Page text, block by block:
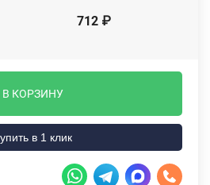
712 ₽
В КОРЗИНУ
в 1 клик